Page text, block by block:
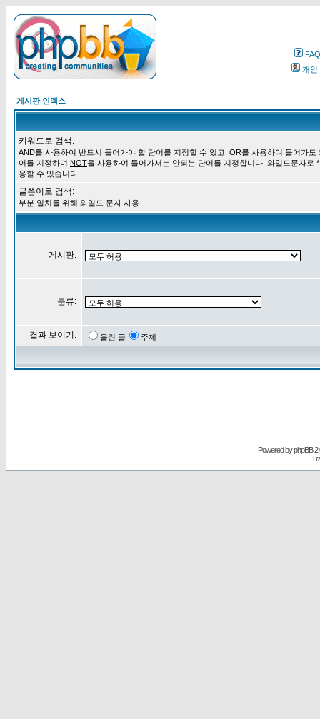
FAQ
개인
게시판 인덱스
키워드로 검색:
AND를 사용하여 반드시 들어가야 할 단어를 지정할 수 있고, OR를 사용하여 들어가도
어를 지정하며 NOT을 사용하여 들어가서는 안되는 단어를 지정합니다. 와일드문자로
용할 수 있습니다
글쓴이로 검색:
부분 일치를 위해 와일드 문자 사용
게시판:
분류:
결과 보이기: 올린 글 주제
Powered byphpBB